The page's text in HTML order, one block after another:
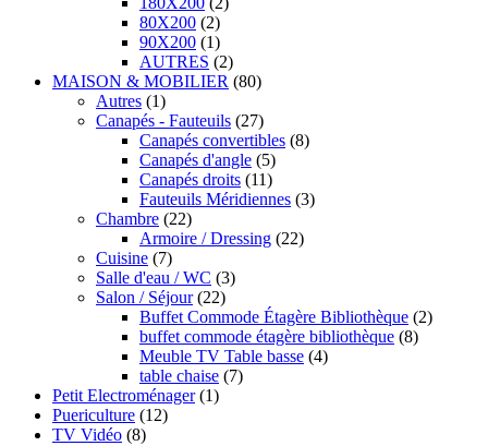
80X200 (2)
90X200 (1)
AUTRES (2)
MAISON & MOBILIER (80)
Autres (1)
Canapés - Fauteuils (27)
Canapés convertibles (8)
Canapés d'angle (5)
Canapés droits (11)
Fauteuils Méridiennes (3)
Chambre (22)
Armoire / Dressing (22)
Cuisine (7)
Salle d'eau / WC (3)
Salon / Séjour (22)
Buffet Commode Étagère Bibliothèque (2)
buffet commode étagère bibliothèque (8)
Meuble TV Table basse (4)
table chaise (7)
Petit Electroménager (1)
Puericulture (12)
TV Vidéo (8)